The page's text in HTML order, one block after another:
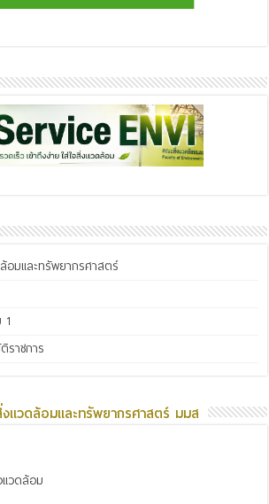
มและทรัพยากรศาสตร์
1
ราชการ
แวดล้อมและทรัพยากรศาสตร์ มมส
วดล้อม